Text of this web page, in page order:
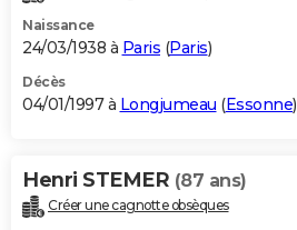
Naissance
24/03/1938 à Paris (Paris)
Décès
04/01/1997 à Longjumeau (Essonne)
Henri STEMER (87 ans)
Créer une cagnotte obsèques